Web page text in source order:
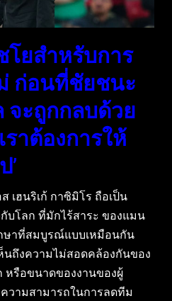
ยสำหรับการ
ก่อนที่ชัยชนะ
จะถูกกลบด้วย
ราต้องการให้
’
เฮนริเก้ กาซิมิโร ถือเป็น
บโลก ที่มักไร้สาระ ของแมน
ษาที่สมบูรณ์แบบเหมือนกัน
นถึงความไม่สอดคล้องกันของ
หรือขนาดของงานของผู้
วามสามารถในการลดทีม